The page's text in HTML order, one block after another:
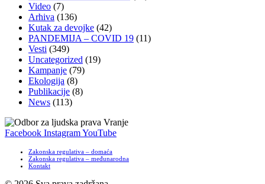
Video (7)
Arhiva (136)
Kutak za devojke (42)
PANDEMIJA – COVID 19 (11)
Vesti (349)
Uncategorized (19)
Kampanje (79)
Ekologija (8)
Publikacije (8)
News (113)
Facebook InstagramYouTube
Zakonska regulativa – domaća
Zakonska regulativa – međunarodna
Kontakt